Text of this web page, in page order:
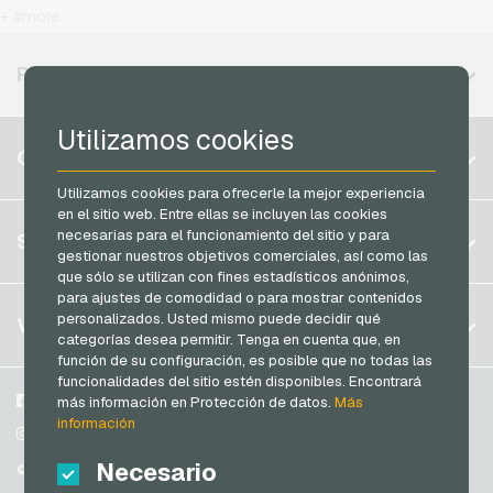
Utilizamos cookies
Utilizamos cookies para ofrecerle la mejor experiencia
en el sitio web. Entre ellas se incluyen las cookies
necesarias para el funcionamiento del sitio y para
gestionar nuestros objetivos comerciales, así como las
que sólo se utilizan con fines estadísticos anónimos,
para ajustes de comodidad o para mostrar contenidos
personalizados. Usted mismo puede decidir qué
categorías desea permitir. Tenga en cuenta que, en
función de su configuración, es posible que no todas las
funcionalidades del sitio estén disponibles. Encontrará
más información en Protección de datos.Más
información
Necesario
Neosurf Tarjetas de pago
Razer Gold Tarjetas de pago
Transcash Tarjetas de pago
REGIONES DISPONIBLES
Bélgica
Alemania (DE)
Alemania (EN)
Francia
Italia
Países Bajos
Austria
Portugal
Suiza (DE)
CUENTA
Registrar
Iniciar sesión
Mi carrito
SERVICIO
FAQ
Modos de pago
Condiciones generales&Derecho de revocación
Protección de datos
VGO-SHOP
Sobre nosotros
Participantes
Facebook
Instagram
TikTok